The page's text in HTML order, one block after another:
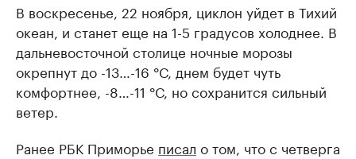
В воскресенье, 22 ноября, циклон уйдет в Тихий
океан, и станет еще на 1-5 градусов холоднее. В
дальневосточной столице ночные морозы
окрепнут до -13…-16 °С, днем будет чуть
комфортнее, -8…-11 °С, но сохранится сильный
ветер.
Ранее РБК Приморье писал о том, что с четверга